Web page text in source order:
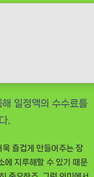
근
기
감
12
구,
즐겁게 만들어주는 장
에 지루해할 수 있기 때문